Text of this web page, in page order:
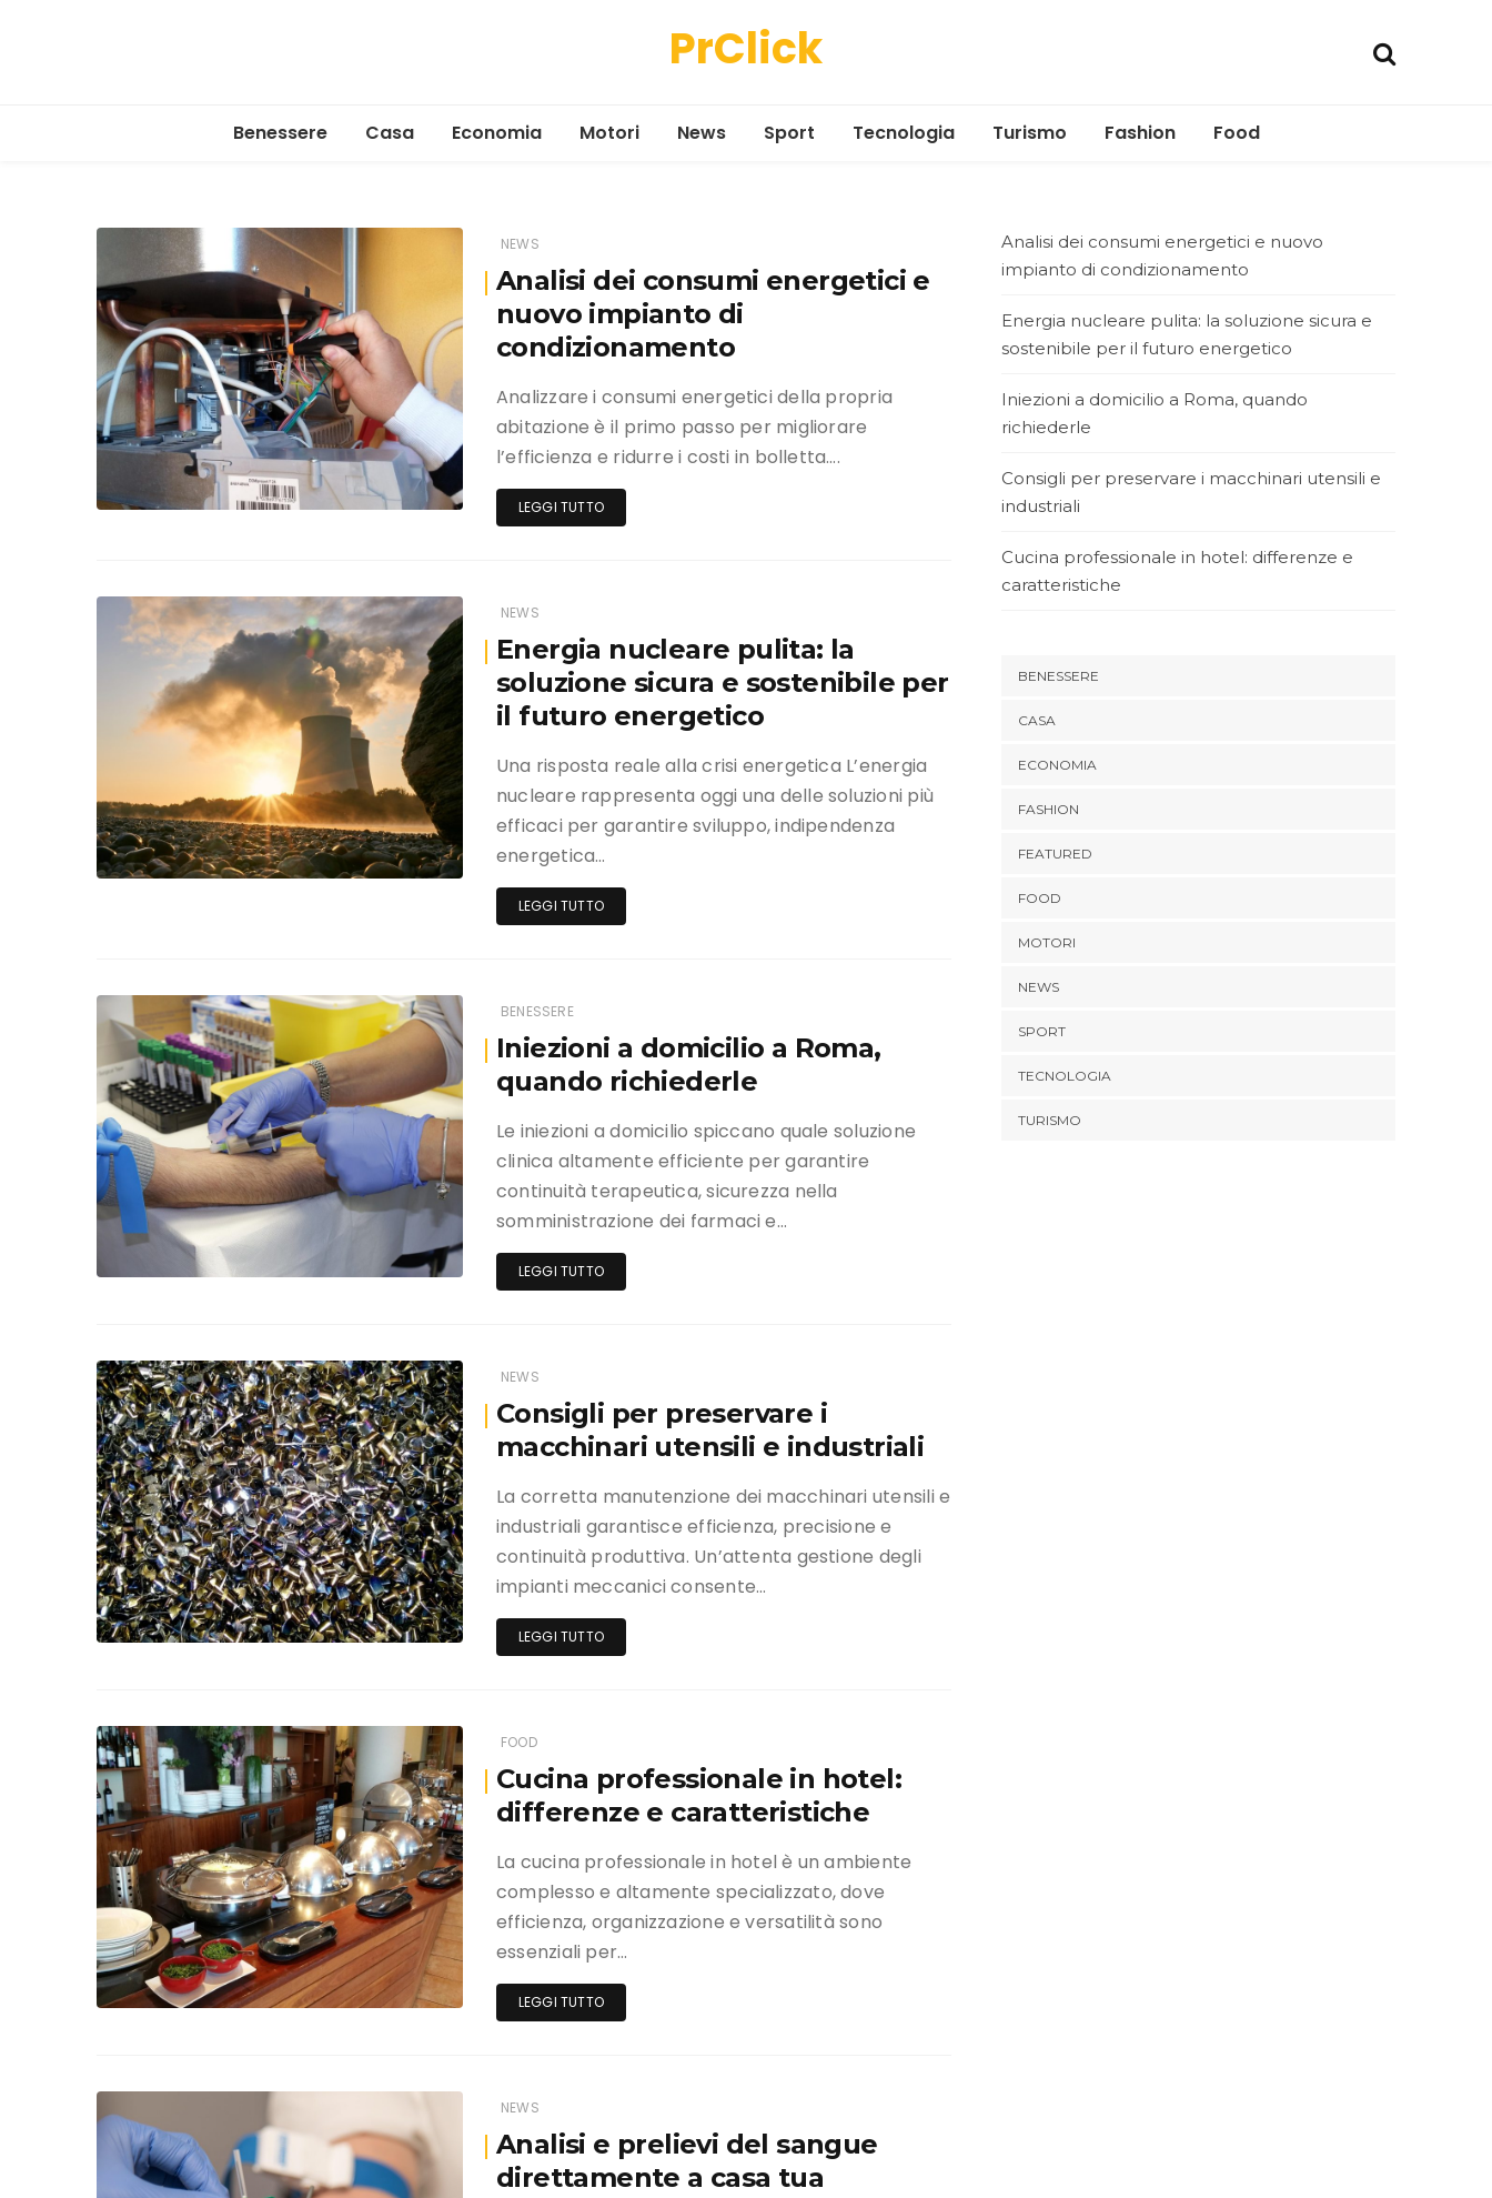
PrClick
Benessere Casa Economia Motori News Sport Tecnologia Turismo Fashion Food
NEWS
Analisi dei consumi energetici e
nuovo impianto di
condizionamento
Analizzare i consumi energetici della propria
abitazione è il primo passo per migliorare
l’efficienza e ridurre i costi in bolletta….
LEGGI TUTTO
NEWS
Energia nucleare pulita: la
soluzione sicura e sostenibile per
il futuro energetico
Una risposta reale alla crisi energetica L’energia
nucleare rappresenta oggi una delle soluzioni più
efficaci per garantire sviluppo, indipendenza
energetica…
LEGGI TUTTO
BENESSERE
Iniezioni a domicilio a Roma,
quando richiederle
Le iniezioni a domicilio spiccano quale soluzione
clinica altamente efficiente per garantire
continuità terapeutica, sicurezza nella
somministrazione dei farmaci e…
LEGGI TUTTO
NEWS
Consigli per preservare i
macchinari utensili e industriali
La corretta manutenzione dei macchinari utensili e
industriali garantisce efficienza, precisione e
continuità produttiva. Un’attenta gestione degli
impianti meccanici consente…
LEGGI TUTTO
FOOD
Cucina professionale in hotel:
differenze e caratteristiche
La cucina professionale in hotel è un ambiente
complesso e altamente specializzato, dove
efficienza, organizzazione e versatilità sono
essenziali per…
LEGGI TUTTO
NEWS
Analisi e prelievi del sangue
direttamente a casa tua
Analisi dei consumi energetici e nuovo
impianto di condizionamento
Energia nucleare pulita: la soluzione sicura e
sostenibile per il futuro energetico
Iniezioni a domicilio a Roma, quando
richiederle
Consigli per preservare i macchinari utensili e
industriali
Cucina professionale in hotel: differenze e
caratteristiche
BENESSERE
CASA
ECONOMIA
FASHION
FEATURED
FOOD
MOTORI
NEWS
SPORT
TECNOLOGIA
TURISMO